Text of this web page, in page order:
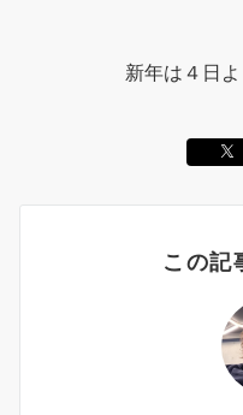
新年は４日よ
この記